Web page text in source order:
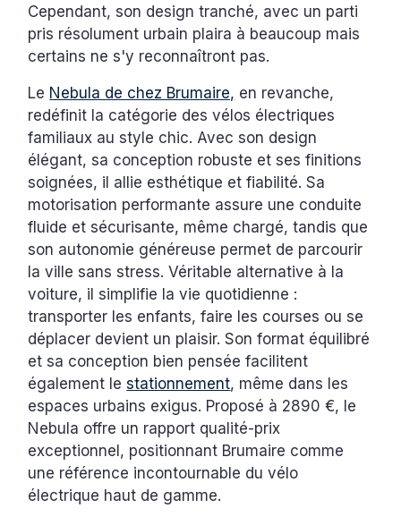
Cependant, son design tranché, avec un parti
pris résolument urbain plaira à beaucoup mais
certains ne s'y reconnaîtront pas.
Le Nebula de chez Brumaire, en revanche,
redéfinit la catégorie des vélos électriques
familiaux au style chic. Avec son design
élégant, sa conception robuste et ses finitions
soignées, il allie esthétique et fiabilité. Sa
motorisation performante assure une conduite
fluide et sécurisante, même chargé, tandis que
son autonomie généreuse permet de parcourir
la ville sans stress. Véritable alternative à la
voiture, il simplifie la vie quotidienne :
transporter les enfants, faire les courses ou se
déplacer devient un plaisir. Son format équilibré
et sa conception bien pensée facilitent
également lestationnement, même dans les
espaces urbains exigus. Proposé à 2890 €, le
Nebula offre un rapport qualité-prix
exceptionnel, positionnant Brumaire comme
une référence incontournable du vélo
électrique haut de gamme.